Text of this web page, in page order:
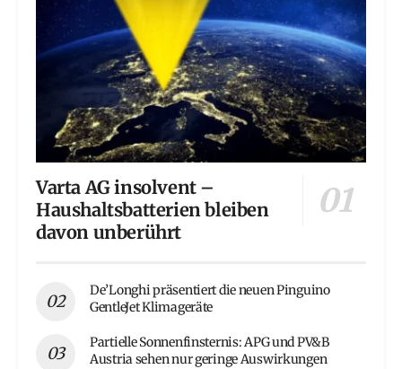
Varta AG insolvent –
Haushaltsbatterien bleiben
davon unberührt
De’Longhi präsentiert die neuen Pinguino
GentleJet Klimageräte
Partielle Sonnenfinsternis: APG und PV&B
Austria sehen nur geringe Auswirkungen